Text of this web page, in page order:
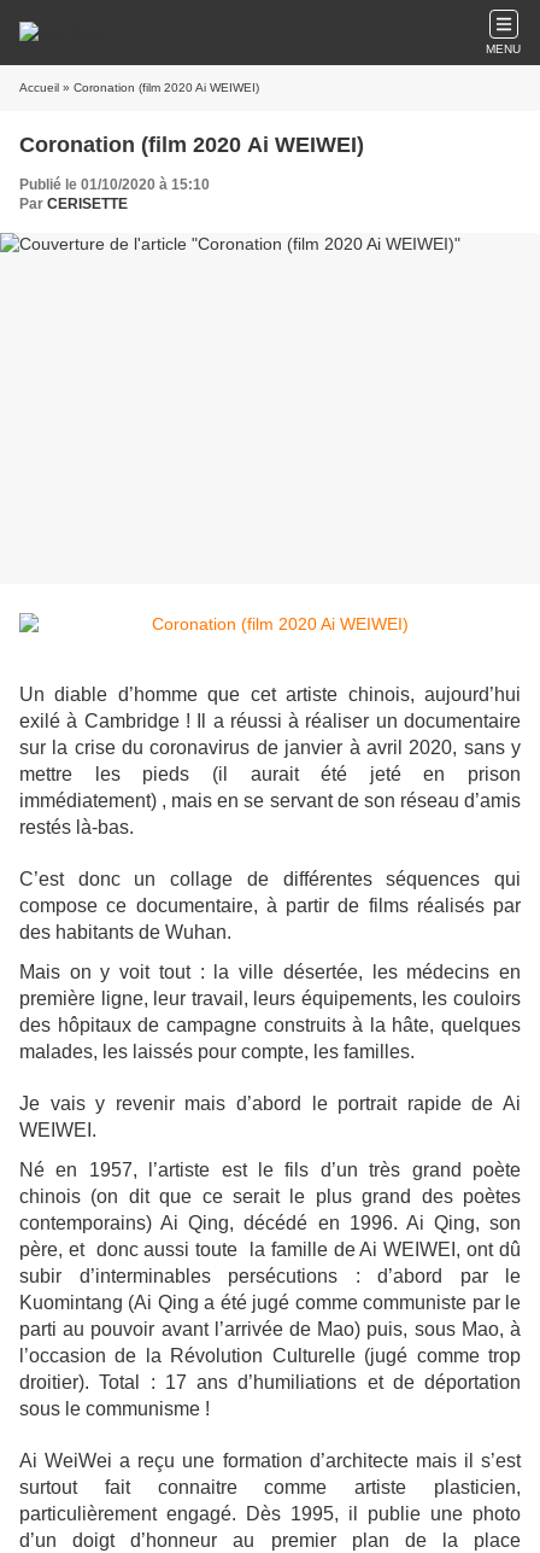
MENU
Accueil » Coronation (film 2020 Ai WEIWEI)
Coronation (film 2020 Ai WEIWEI)
Publié le 01/10/2020 à 15:10
Par CERISETTE
Un diable d’homme que cet artiste chinois, aujourd’hui
exilé à Cambridge ! Il a réussi à réaliser un documentaire
sur la crise du coronavirus de janvier à avril 2020, sans y
mettre les pieds (il aurait été jeté en prison
immédiatement) , mais en se servant de son réseau d’amis
restés là-bas.
C’est donc un collage de différentes séquences qui
compose ce documentaire, à partir de films réalisés par
des habitants de Wuhan.
Mais on y voit tout : la ville désertée, les médecins en
première ligne, leur travail, leurs équipements, les couloirs
des hôpitaux de campagne construits à la hâte, quelques
malades, les laissés pour compte, les familles.
Je vais y revenir mais d’abord le portrait rapide de Ai
WEIWEI.
Né en 1957, l’artiste est le fils d’un très grand poète
chinois (on dit que ce serait le plus grand des poètes
contemporains) Ai Qing, décédé en 1996. Ai Qing, son
père, et donc aussi toute la famille de Ai WEIWEI, ont dû
subir d’interminables persécutions : d’abord par le
Kuomintang (Ai Qing a été jugé comme communiste par le
parti au pouvoir avant l’arrivée de Mao) puis, sous Mao, à
l’occasion de la Révolution Culturelle (jugé comme trop
droitier). Total : 17 ans d’humiliations et de déportation
sous le communisme !
Ai WeiWei a reçu une formation d’architecte mais il s’est
surtout fait connaitre comme artiste plasticien,
particulièrement engagé. Dès 1995, il publie une photo
d’un doigt d’honneur au premier plan de la place